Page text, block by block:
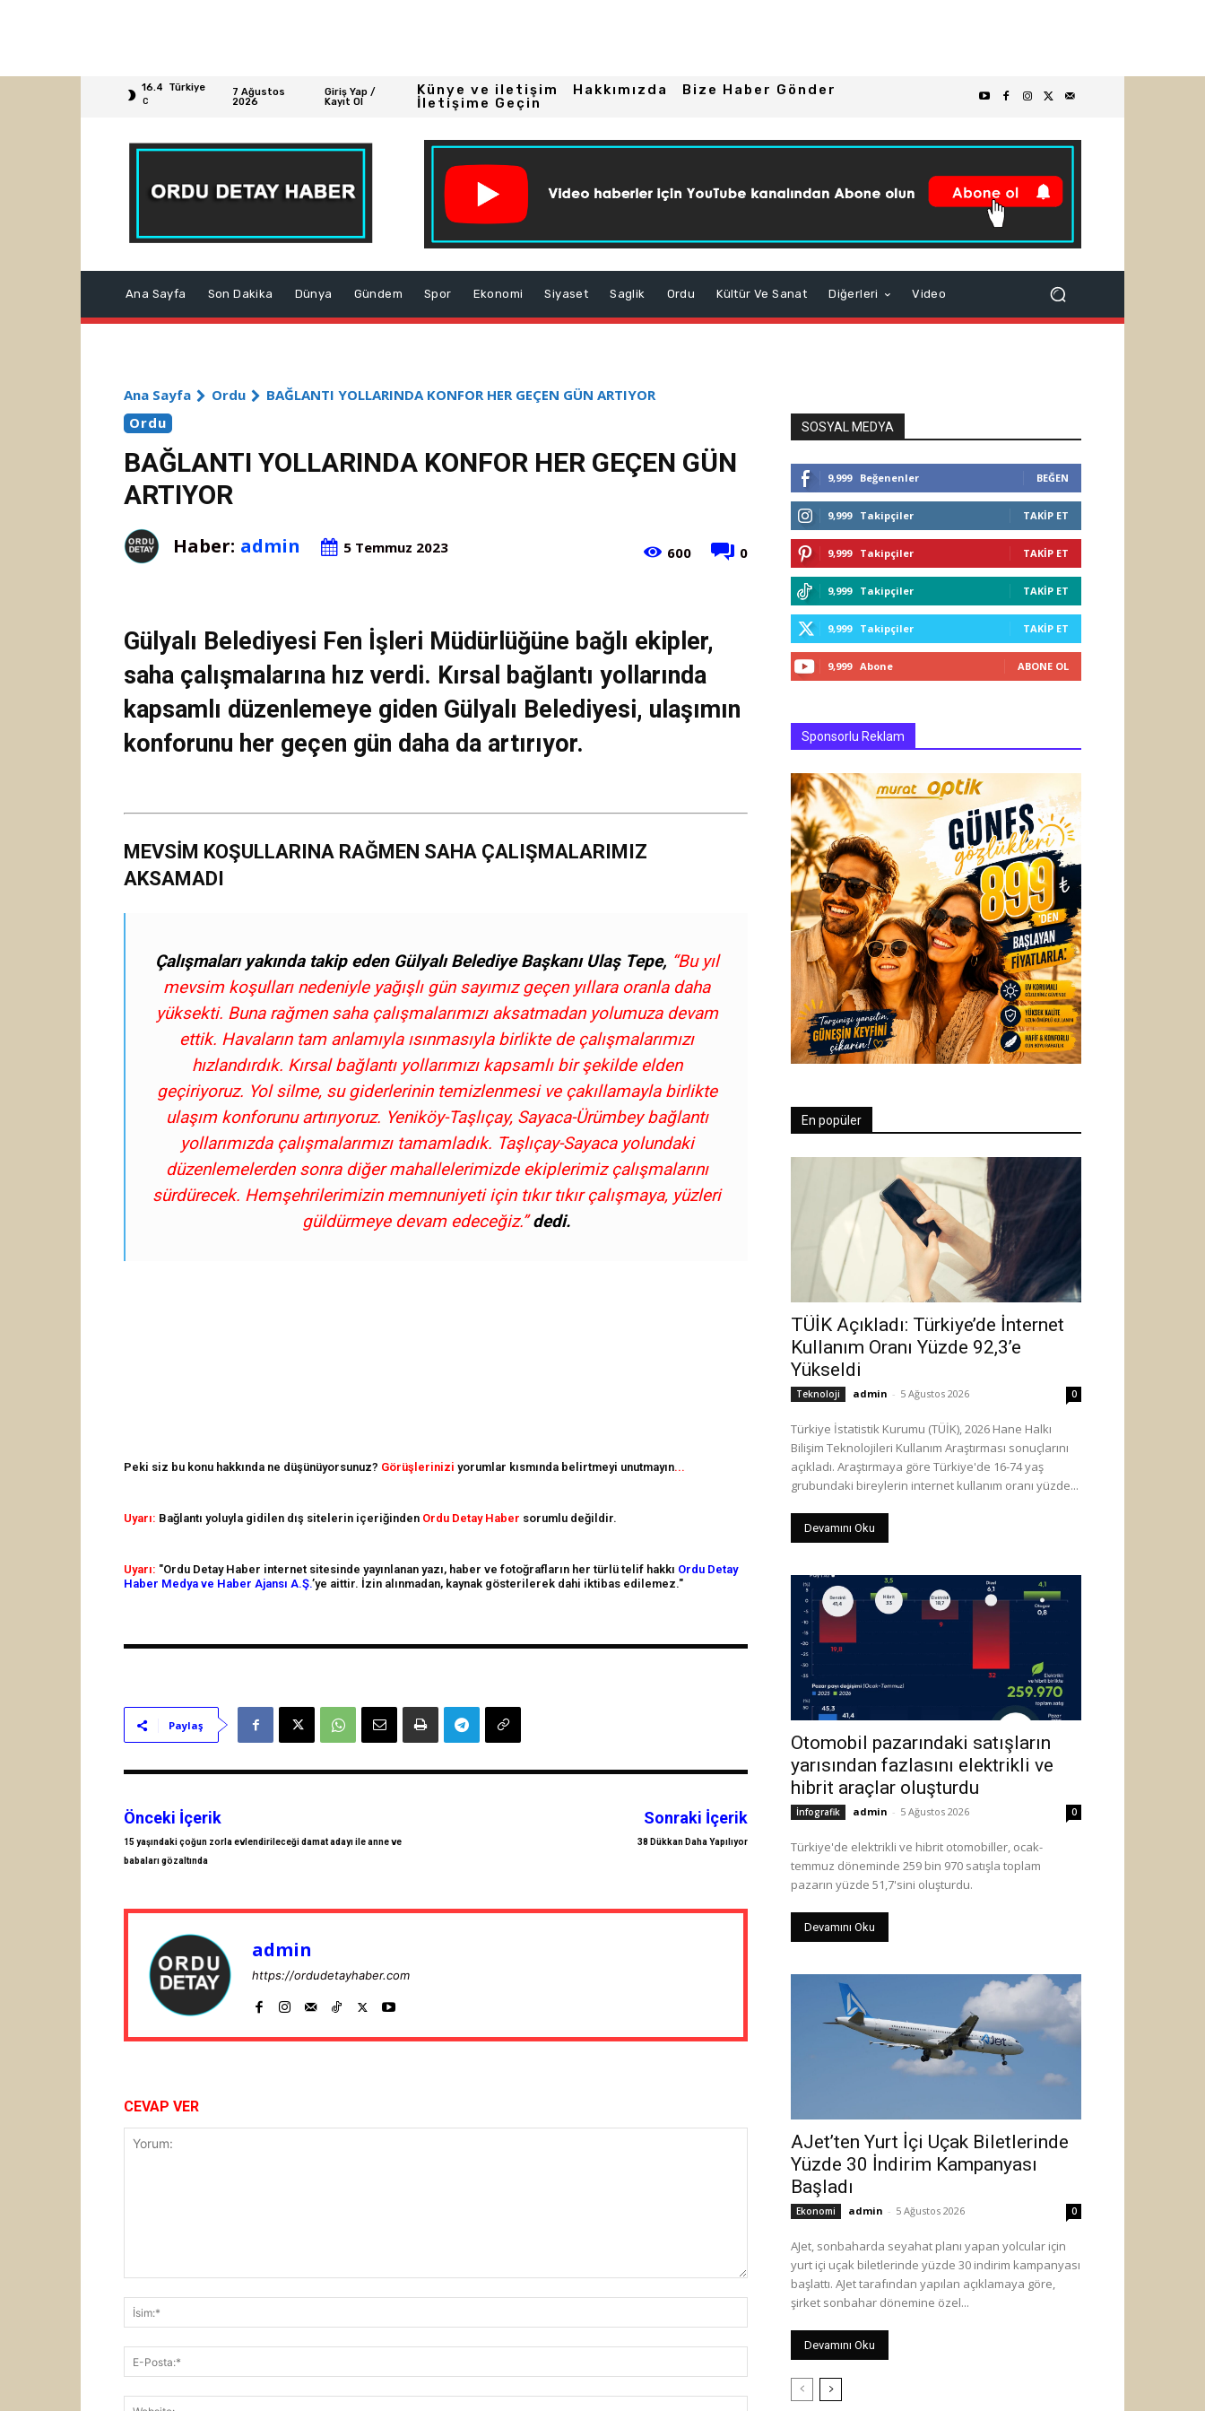
16.4
C
Türkiye
7 Ağustos
2026
Giriş Yap /
Kayıt Ol
Künye ve iletişim Hakkımızda
Bize Haber Gönder
İletişime Geçin
Ana Sayfa Son Dakika Dünya Gündem Spor Ekonomi Siyaset Saglik Ordu Kültür Ve Sanat Diğerleri Video
Ana Sayfa Ordu
BAĞLANTI YOLLARINDA KONFOR HER GEÇEN GÜN ARTIYOR
Ordu
BAĞLANTI YOLLARINDA KONFOR HER GEÇEN GÜN
ARTIYOR
Haber: admin 5 Temmuz 2023 0
600
Gülyalı Belediyesi Fen İşleri Müdürlüğüne bağlı ekipler,
saha çalışmalarına hız verdi. Kırsal bağlantı yollarında
kapsamlı düzenlemeye giden Gülyalı Belediyesi, ulaşımın
konforunu her geçen gün daha da artırıyor.
MEVSİM KOŞULLARINA RAĞMEN SAHA ÇALIŞMALARIMIZ
AKSAMADI
Çalışmaları yakında takip eden Gülyalı Belediye Başkanı Ulaş Tepe, “Bu yıl
mevsim koşulları nedeniyle yağışlı gün sayımız geçen yıllara oranla daha
yüksekti. Buna rağmen saha çalışmalarımızı aksatmadan yolumuza devam
ettik. Havaların tam anlamıyla ısınmasıyla birlikte de çalışmalarımızı
hızlandırdık. Kırsal bağlantı yollarımızı kapsamlı bir şekilde elden
geçiriyoruz. Yol silme, su giderlerinin temizlenmesi ve çakıllamayla birlikte
ulaşım konforunu artırıyoruz. Yeniköy-Taşlıçay, Sayaca-Ürümbey bağlantı
yollarımızda çalışmalarımızı tamamladık. Taşlıçay-Sayaca yolundaki
düzenlemelerden sonra diğer mahallelerimizde ekiplerimiz çalışmalarını
sürdürecek. Hemşehrilerimizin memnuniyeti için tıkır tıkır çalışmaya, yüzleri
güldürmeye devam edeceğiz.”dedi.
Peki siz bu konu hakkında ne düşünüyorsunuz? Görüşlerinizi yorumlar kısmında belirtmeyi unutmayın...
Uyarı: Bağlantı yoluyla gidilen dış sitelerin içeriğinden Ordu Detay Haber sorumlu değildir.
Uyarı: "Ordu Detay Haber internet sitesinde yayınlanan yazı, haber ve fotoğrafların her türlü telif hakkı Ordu Detay
Haber Medya ve Haber Ajansı A.Ş.’ye aittir. İzin alınmadan, kaynak gösterilerek dahi iktibas edilemez."
Paylaş
Önceki İçerik
15 yaşındaki çoğun zorla evlendirileceği damat adayı ile anne ve
babaları gözaltında
Sonraki İçerik
38 Dükkan Daha Yapılıyor
admin
https://ordudetayhaber.com
CEVAP VER
Posta:*
Website:
SOSYAL MEDYA
9,999 Beğenenler BEĞEN
9,999 Takipçiler TAKIP ET
9,999 Takipçiler TAKIP ET
9,999 Takipçiler TAKIP ET
9,999 Takipçiler TAKIP ET
9,999 Abone ABONE OL
Sponsorlu Reklam
En popüler
TÜİK Açıkladı: Türkiye’de İnternet
Kullanım Oranı Yüzde 92,3’e
Yükseldi
Teknoloji admin - 5 Ağustos 2026 0
Türkiye İstatistik Kurumu (TÜİK), 2026 Hane Halkı
Bilişim Teknolojileri Kullanım Araştırması sonuçlarını
açıkladı. Araştırmaya göre Türkiye'de 16-74 yaş
grubundaki bireylerin internet kullanım oranı yüzde...
Devamını Oku
Otomobil pazarındaki satışların
yarısından fazlasını elektrikli ve
hibrit araçlar oluşturdu
İnfografik admin - 5 Ağustos 2026 0
Türkiye'de elektrikli ve hibrit otomobiller, ocak-
temmuz döneminde 259 bin 970 satışla toplam
pazarın yüzde 51,7'sini oluşturdu.
Devamını Oku
AJet’ten Yurt İçi Uçak Biletlerinde
Yüzde 30 İndirim Kampanyası
Başladı
Ekonomi admin - 5 Ağustos 2026 0
AJet, sonbaharda seyahat planı yapan yolcular için
yurt içi uçak biletlerinde yüzde 30 indirim kampanyası
başlattı. AJet tarafından yapılan açıklamaya göre,
şirket sonbahar dönemine özel...
Devamını Oku